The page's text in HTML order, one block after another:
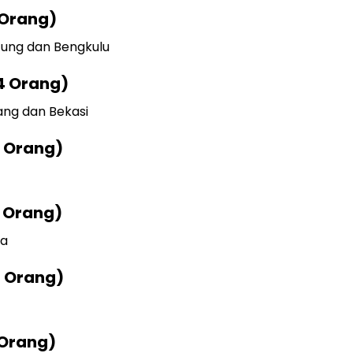
dan Bengkulu
Orang)
dan Bekasi
Orang)
Orang)
Orang)